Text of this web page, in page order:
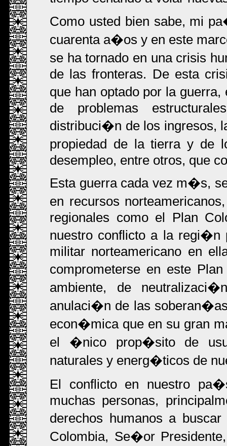
Como usted bien sabe, mi
cuarenta a�os y en este
se ha tornado en una crisis
de las fronteras. De esta
que han optado por la
de problemas
distribuci�n de los ingresos,
propiedad de la tierra y de
desempleo, entre otros, que
Esta guerra cada vez m�s,
en recursos
regionales como el Plan
nuestro conflicto a la regi�n
militar norteamericano en
comprometerse en este
ambiente, de
anulaci�n de las
econ�mica que en su gran
el �nico prop�sito de
naturales y energ�ticos de
El conflicto en nuestro
muchas personas,
derechos humanos a
Colombia, Se�or